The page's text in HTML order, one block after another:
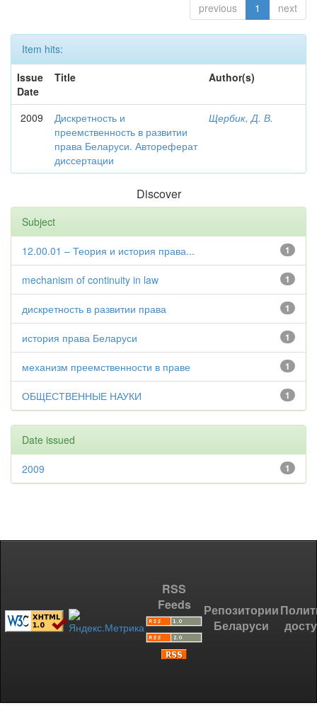
previous 1 next
Item hits:
Issue
Date
Title Author(s)
2009
Дискретность и
преемственность в развитии
права Беларуси. Автореферат
диссертации
Щербик, Д. В.
Discover
Subject
1
12.00.01 – Теория и история права...
1
mechanism of continuity in law
1
дискретность в развитии права
1
история права Беларуси
1
механизм преемственности в праве
1
ОБЩЕСТВЕННЫЕ НАУКИ
Date issued
1
2009
RSS
Feeds
Репозитории
Беларуси